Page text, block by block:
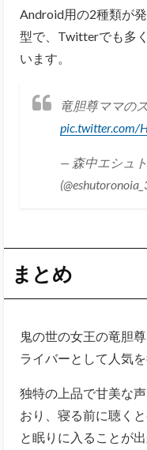
Android用の2種類が
型で、Twitterでも多
います。
竜胆尊ママの
pic.twitter.com/
— 森中エシュ
まとめ
鬼の世の女王の竜胆
ライバーとして人気を
独特の上品で甘美な
おり、寝る前に聴く
と眠りに入ることが出